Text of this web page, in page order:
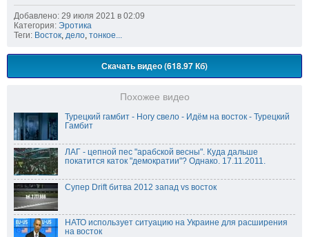
Добавлено: 29 июля 2021 в 02:09
Категория: Эротика
Теги: Восток дело тонкое...
Скачать видео (618.97 Кб)
Похожее видео
Турецкий гамбит - Ногу свело - Идём на восток - Турецкий
Гамбит
ЛАГ - цепной пес "арабской весны". Куда дальше
покатится каток "демократии"? Однако. 17.11.2011.
Супер Drift битва 2012 запад vs восток
НАТО использует ситуацию на Украине для расширения
на восток